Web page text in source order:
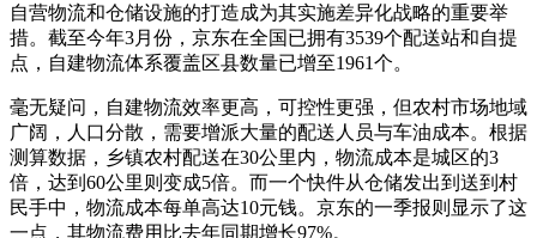
自营物流和仓储设施的打造成为其实施差异化战略的重要举
措。截至今年3月份，京东在全国已拥有3539个配送站和自提
点，自建物流体系覆盖区县数量已增至1961个。
毫无疑问，自建物流效率更高，可控性更强，但农村市场地域
广阔，人口分散，需要增派大量的配送人员与车油成本。根据
测算数据，乡镇农村配送在30公里内，物流成本是城区的3
倍，达到60公里则变成5倍。而一个快件从仓储发出到送到村
民手中，物流成本每单高达10元钱。京东的一季报则显示了这
一点，其物流费用比去年同期增长97%。